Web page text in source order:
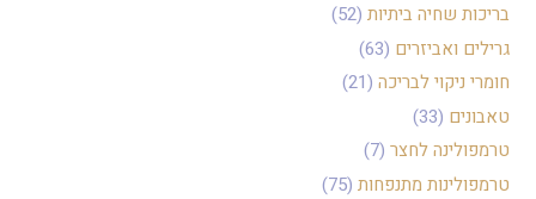
בריכות שחיה ביתיות (52)
גרילים ואביזרים (63)
חומרי ניקוי לבריכה (21)
טאבונים (33)
טרמפולינה לחצר (7)
טרמפולינות מתנפחות (75)